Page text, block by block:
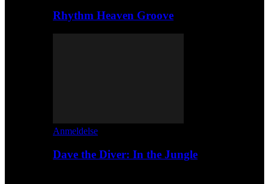
Rhythm Heaven Groove
Anmeldelse
Dave the Diver: In the Jungle